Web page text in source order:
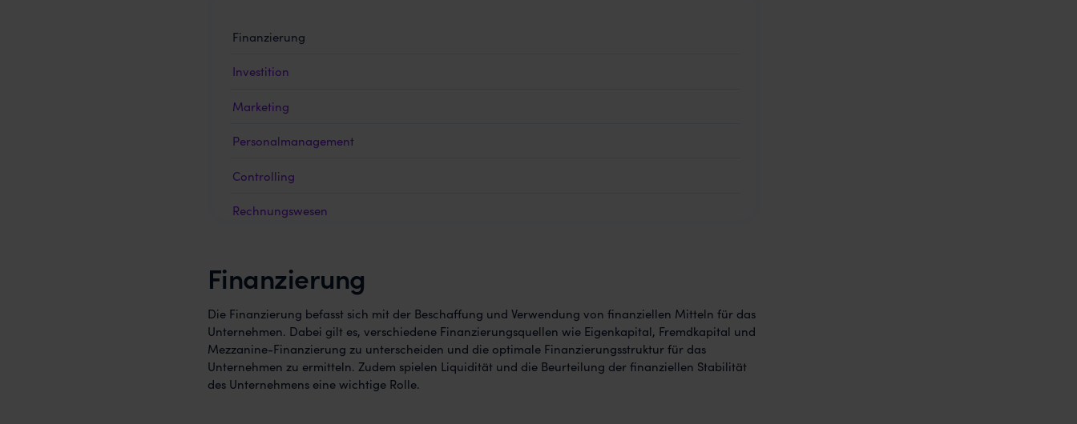
Finanzierung
Investition
Marketing
Personalmanagement
Controlling
Rechnungswesen
Finanzierung
Die Finanzierung befasst sich mit der Beschaffung und Verwendung von finanziellen Mitteln für das
Unternehmen. Dabei gilt es, verschiedene Finanzierungsquellen wie Eigenkapital, Fremdkapital und
Mezzanine-Finanzierung zu unterscheiden und die optimale Finanzierungsstruktur für das
Unternehmen zu ermitteln. Zudem spielen Liquidität und die Beurteilung der finanziellen Stabilität
des Unternehmens eine wichtige Rolle.